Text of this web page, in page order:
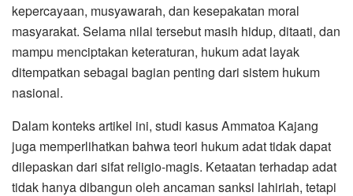
kepercayaan, musyawarah, dan kesepakatan moral
masyarakat. Selama nilai tersebut masih hidup, ditaati, dan
mampu menciptakan keteraturan, hukum adat layak
ditempatkan sebagai bagian penting dari sistem hukum
nasional.
Dalam konteks artikel ini, studi kasus Ammatoa Kajang
juga memperlihatkan bahwa teori hukum adat tidak dapat
dilepaskan dari sifat religio-magis. Ketaatan terhadap adat
tidak hanya dibangun oleh ancaman sanksi lahiriah, tetapi